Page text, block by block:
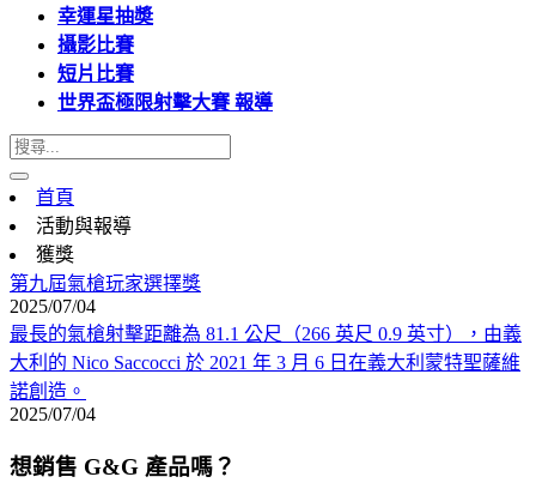
幸運星抽奬
攝影比賽
短片比賽
世界盃極限射擊大賽 報導
首頁
活動與報導
獲獎
第九屆氣槍玩家選擇獎
2025/07/04
最長的氣槍射擊距離為 81.1 公尺（266 英尺 0.9 英寸），由義
大利的 Nico Saccocci 於 2021 年 3 月 6 日在義大利蒙特聖薩維
諾創造。
2025/07/04
想銷售 G&G 產品嗎？